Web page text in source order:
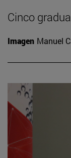
Cinco
Imagen Manuel